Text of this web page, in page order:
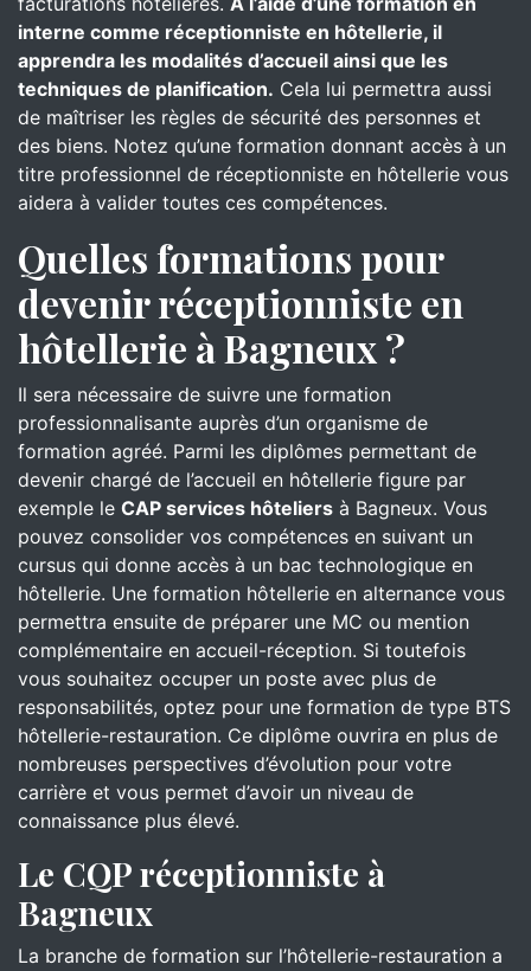
interne comme réceptionniste en hôtellerie, il
apprendra les modalités d’accueil ainsi que les
techniques de planification. Cela lui permettra aussi
de maîtriser les règles de sécurité des personnes et
des biens. Notez qu’une formation donnant accès à un
titre professionnel de réceptionniste en hôtellerie vous
aidera à valider toutes ces compétences.
Quelles formations pour
devenir réceptionniste en
hôtellerie à Bagneux ?
Il sera nécessaire de suivre une formation
professionnalisante auprès d’un organisme de
formation agréé. Parmi les diplômes permettant de
devenir chargé de l’accueil en hôtellerie figure par
exemple le CAP services hôteliers à Bagneux. Vous
pouvez consolider vos compétences en suivant un
cursus qui donne accès à un bac technologique en
hôtellerie. Une formation hôtellerie en alternance vous
permettra ensuite de préparer une MC ou mention
complémentaire en accueil-réception. Si toutefois
vous souhaitez occuper un poste avec plus de
responsabilités, optez pour une formation de type BTS
hôtellerie-restauration. Ce diplôme ouvrira en plus de
nombreuses perspectives d’évolution pour votre
carrière et vous permet d’avoir un niveau de
connaissance plus élevé.
Le CQP réceptionniste à
Bagneux
La branche de formation sur l’hôtellerie-restauration a